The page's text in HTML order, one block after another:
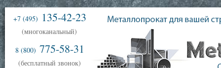
+7 (495) 135-42-23
(многоканальный)
8 (800) 775-58-31
(бесплатный звонок)